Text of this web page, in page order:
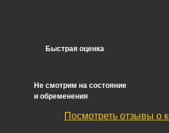
Быстрая оценка
Не смотрим на состояние
и обременения
Посмотреть отзывы о